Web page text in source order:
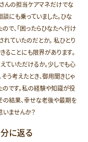
んの担当ケアマネだけでな
談にも乗っていました。ひな
で、「困ったらひなたへ行け
ていたのだとか。 私ひとり
ることにも限界があります。
ていただけるか。少しでも心
う考えたとき、御用聞きじゃ
のです。私の経験や知識が役
の結果、幸せな老後や最期を
いませんか？
に返る